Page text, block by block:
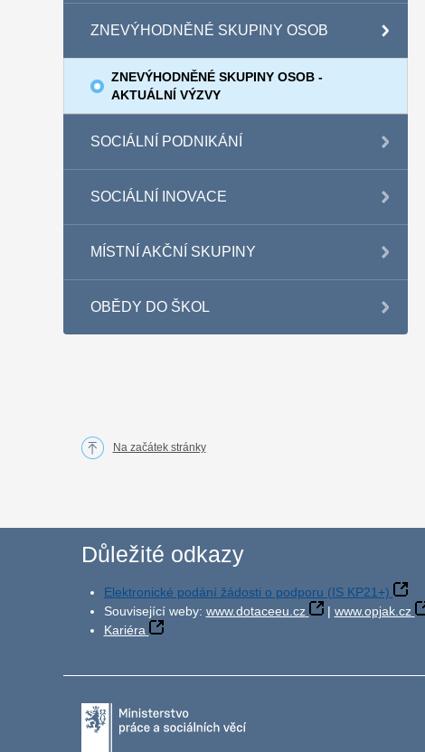
ZNEVÝHODNĚNÉ SKUPINY OSOB
ZNEVÝHODNĚNÉ SKUPINY OSOB -
AKTUÁLNÍ VÝZVY
SOCIÁLNÍ PODNIKÁNÍ
SOCIÁLNÍ INOVACE
MÍSTNÍ AKČNÍ SKUPINY
OBĚDY DO ŠKOL
Na začátek stránky
Důležité odkazy
Elektronické podání žádosti o podporu (IS KP21+)
Související weby: www.dotaceeu.cz | www.opjak.cz
Kariéra